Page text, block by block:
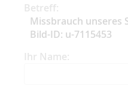
Betreff:
Missbrauch unseres
Bild-ID: u-7115453
Ihr Name: